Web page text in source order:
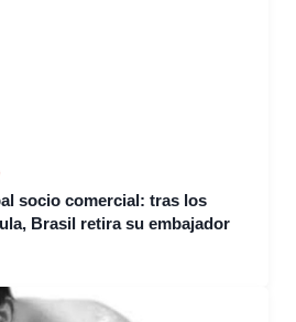
socio comercial: tras los
Brasil retira su embajador